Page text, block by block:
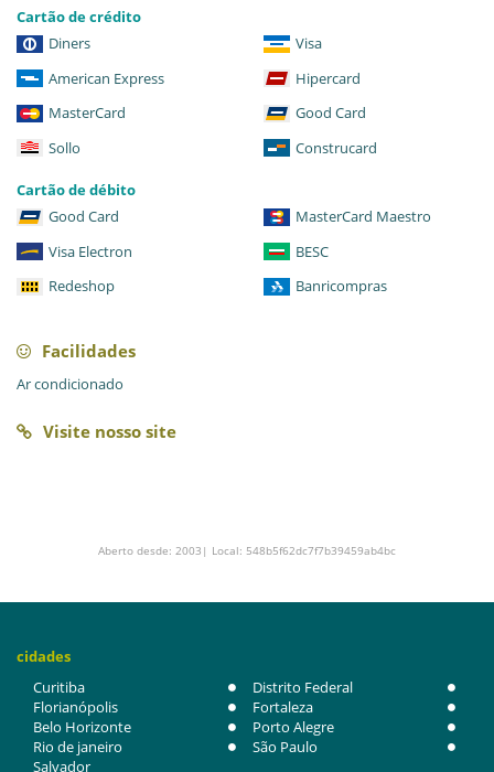
Cartão de crédito
Diners
Visa
American Express
Hipercard
MasterCard
Good Card
Sollo
Construcard
Cartão de débito
Good Card
MasterCard Maestro
Visa Electron
BESC
Redeshop
Banricompras
Facilidades
Ar condicionado
Visite nosso site
Aberto desde: 2003| Local: 548b5f62dc7f7b39459ab4bc
cidades
Curitiba
Distrito Federal
Florianópolis
Fortaleza
Belo Horizonte
Porto Alegre
Rio de janeiro
São Paulo
Salvador